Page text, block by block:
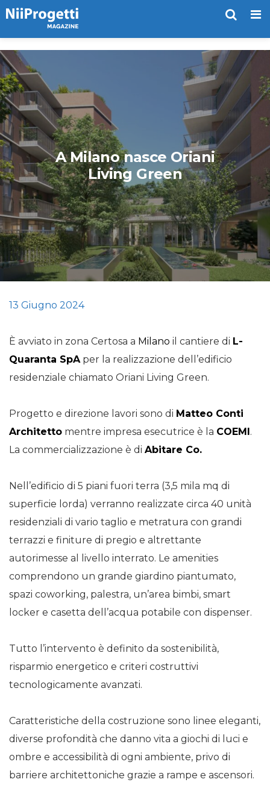
A Milano nasce Oriani
Living Green
13 Giugno 2024
È avviato in zona Certosa a Milano il cantiere di L-
Quaranta SpAper la realizzazione dell’edificio
residenziale chiamato Oriani Living Green.
Progetto e direzione lavori sono di Matteo Conti
Architetto mentre impresa esecutrice è la COEMI.
La commercializzazione è di Abitare Co.
Nell’edificio di 5 piani fuori terra (3,5 mila mq di
superficie lorda) verranno realizzate circa 40 unità
residenziali di vario taglio e metratura con grandi
terrazzi e finiture di pregio e altrettante
autorimesse al livello interrato. Le amenities
comprendono un grande giardino piantumato,
spazi coworking, palestra, un’area bimbi, smart
locker e casetta dell’acqua potabile con dispenser.
Tutto l’intervento è definito da sostenibilità,
risparmio energetico e criteri costruttivi
tecnologicamente avanzati.
Caratteristiche della costruzione sono linee eleganti,
diverse profondità che danno vita a giochi di luci e
ombre e accessibilità di ogni ambiente, privo di
barriere architettoniche grazie a rampe e ascensori.